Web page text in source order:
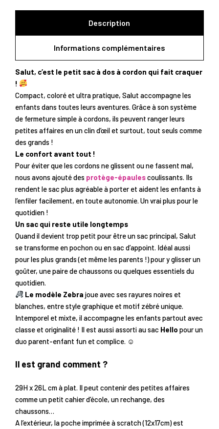
Description
Informations complémentaires
Salut, c’est le petit sac à dos à cordon qui fait craquer
!
Compact, coloré et ultra pratique, Salut accompagne les
enfants dans toutes leurs aventures. Grâce à son système
de fermeture simple à cordons, ils peuvent ranger leurs
petites affaires en un clin d’œil et surtout, tout seuls comme
des grands !
Le confort avant tout !
Pour éviter que les cordons ne glissent ou ne fassent mal,
nous avons ajouté des protège-épaulescoulissants. Ils
rendent le sac plus agréable à porter et aident les enfants à
l’enfiler facilement, en toute autonomie. Un vrai plus pour le
quotidien !
Un sac qui reste utile longtemps
Quand il devient trop petit pour être un sac principal, Salut
se transforme en pochon ou en sac d’appoint. Idéal aussi
pour les plus grands (et même les parents !) pour y glisser un
goûter, une paire de chaussons ou quelques essentiels du
quotidien.
Le modèle Zebra joue avec ses rayures noires et
blanches, entre style graphique et motif zébré unique.
Intemporel et mixte, il accompagne les enfants partout avec
classe et originalité ! Il est aussi assorti au sac Hello pour un
duo parent-enfant fun et complice. ☺︎
Il est grand comment ?
29H x 26L cm à plat. Il peut contenir des petites affaires
comme un petit cahier d’école, un rechange, des
chaussons…
A l’extérieur, la poche imprimée à scratch (12x17cm) est